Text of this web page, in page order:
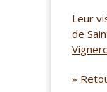
Leur
de
»